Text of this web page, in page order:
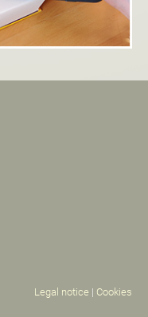
Legal notice | Cookies